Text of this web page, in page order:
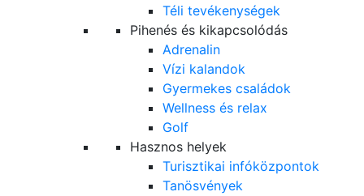
Téli tevékenységek
Pihenés és kikapcsolódás
Adrenalin
Vízi kalandok
Gyermekes családok
Wellness és relax
Golf
Hasznos helyek
Turisztikai infóközpontok
Tanösvények